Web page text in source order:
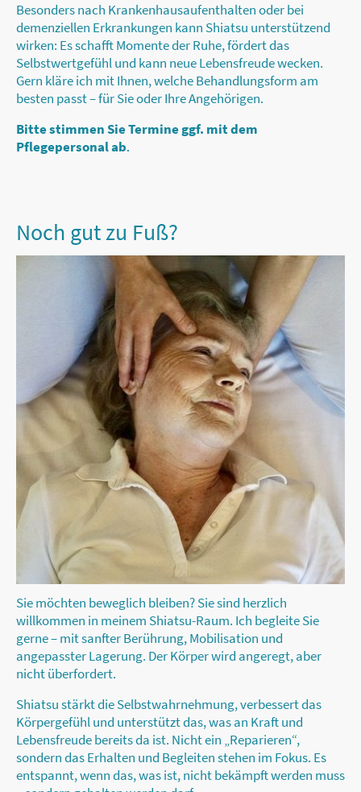
Besonders nach Krankenhausaufenthalten oder bei
demenziellen Erkrankungen kann Shiatsu unterstützend
wirken: Es schafft Momente der Ruhe, fördert das
Selbstwertgefühl und kann neue Lebensfreude wecken.
Gern kläre ich mit Ihnen, welche Behandlungsform am
besten passt – für Sie oder Ihre Angehörigen.
Bitte stimmen Sie Termine ggf. mit dem
Pflegepersonal ab.
Noch gut zu Fuß?
Sie möchten beweglich bleiben? Sie sind herzlich
willkommen in meinem Shiatsu-Raum. Ich begleite Sie
gerne – mit sanfter Berührung, Mobilisation und
angepasster Lagerung. Der Körper wird angeregt, aber
nicht überfordert.
Shiatsu stärkt die Selbstwahrnehmung, verbessert das
Körpergefühl und unterstützt das, was an Kraft und
Lebensfreude bereits da ist. Nicht ein „Reparieren“,
sondern das Erhalten und Begleiten stehen im Fokus. Es
entspannt, wenn das, was ist, nicht bekämpft werden muss